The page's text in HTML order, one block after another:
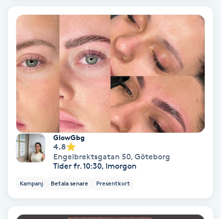
Sklerosering
Skoinlägg
Skägg
Skäggfärgning
Skäggklippning
Skäggtrimmning
GlowGbg
4.8
Engelbrektsgatan 50, Göteborg
Tider fr. 10:30, Imorgon
Kampanj Betala senare Presentkort